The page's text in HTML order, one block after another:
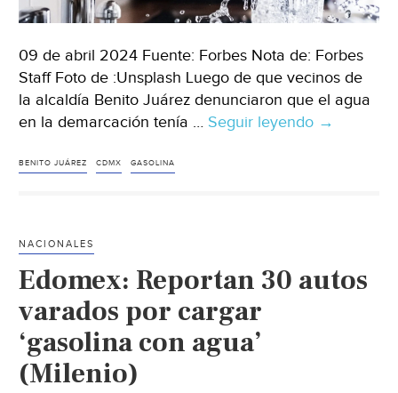
09 de abril 2024 Fuente: Forbes Nota de: Forbes
Staff Foto de :Unsplash Luego de que vecinos de
la alcaldía Benito Juárez denunciaron que el agua
en la demarcación tenía … Seguir leyendo CDMX-
agua
→
BENITO JUÁREZ CDMX GASOLINA
NACIONALES
Edomex: Reportan 30 autos
varados por cargar
‘gasolina con agua’
(Milenio)